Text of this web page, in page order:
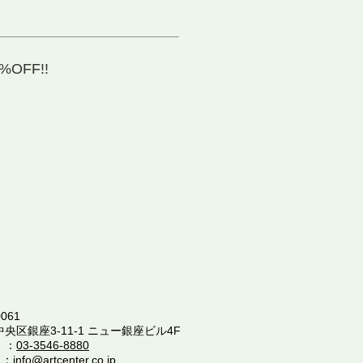
央区銀座3-11-1 ニュー銀座ビル4F
03-3546-8880
info@artcenter.co.jp